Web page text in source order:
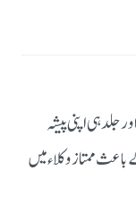
آغاز کیا اور جلد ہی اپنی پیشہ
ممتاز وکلاء میں